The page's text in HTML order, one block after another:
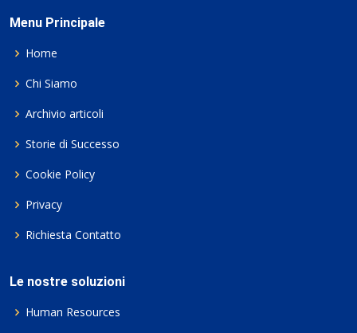
Menu Principale
Home
Chi Siamo
Archivio articoli
Storie di Successo
Cookie Policy
Privacy
Richiesta Contatto
Le nostre soluzioni
Human Resources